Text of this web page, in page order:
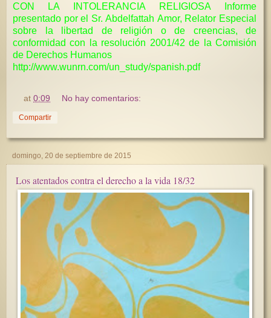
CON LA INTOLERANCIA RELIGIOSA Informe
presentado por el Sr. Abdelfattah Amor, Relator Especial
sobre la libertad de religión o de creencias, de
conformidad con la resolución 2001/42 de la Comisión
de Derechos Humanos
http://www.wunrn.com/un_study/spanish.pdf
at0:09 No hay comentarios:
Compartir
domingo, 20 de septiembre de 2015
Los atentados contra el derecho a la vida 18/32